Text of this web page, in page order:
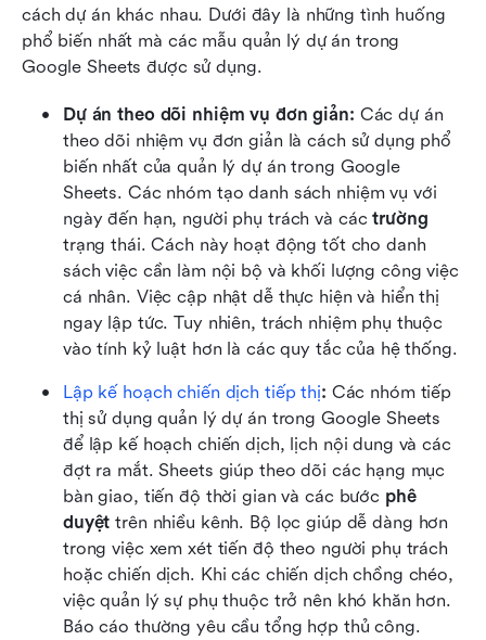
cách dự án khác nhau. Dưới đây là những tình huống
phổ biến nhất mà các mẫu quản lý dự án trong
Google Sheets được sử dụng.
Dự án theo dõi nhiệm vụ đơn giản: Các dự án
theo dõi nhiệm vụ đơn giản là cách sử dụng phổ
biến nhất của quản lý dự án trong Google
Sheets. Các nhóm tạo danh sách nhiệm vụ với
ngày đến hạn, người phụ trách và các trường
trạng thái. Cách này hoạt động tốt cho danh
sách việc cần làm nội bộ và khối lượng công việc
cá nhân. Việc cập nhật dễ thực hiện và hiển thị
ngay lập tức. Tuy nhiên, trách nhiệm phụ thuộc
vào tính kỷ luật hơn là các quy tắc của hệ thống.
Lập kế hoạch chiến dịch tiếp thị: Các nhóm tiếp
thị sử dụng quản lý dự án trong Google Sheets
để lập kế hoạch chiến dịch, lịch nội dung và các
đợt ra mắt. Sheets giúp theo dõi các hạng mục
bàn giao, tiến độ thời gian và các bước phê
duyệt trên nhiều kênh. Bộ lọc giúp dễ dàng hơn
trong việc xem xét tiến độ theo người phụ trách
hoặc chiến dịch. Khi các chiến dịch chồng chéo,
việc quản lý sự phụ thuộc trở nên khó khăn hơn.
Báo cáo thường yêu cầu tổng hợp thủ công.